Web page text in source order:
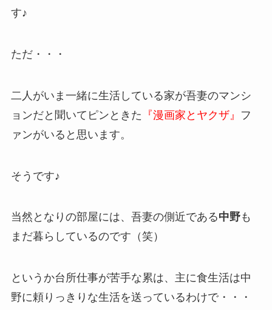
す♪
ただ・・・
二人がいま一緒に生活している家が吾妻のマンシ
ョンだと聞いてピンときた 『漫画家とヤクザ』
フ
ァンがいると思います。
そうです♪
当然となりの部屋には、吾妻の側近である中野も
まだ暮らしているのです（笑）
というか台所仕事が苦手な累は、主に食生活は中
野に頼りっきりな生活を送っているわけで・・・